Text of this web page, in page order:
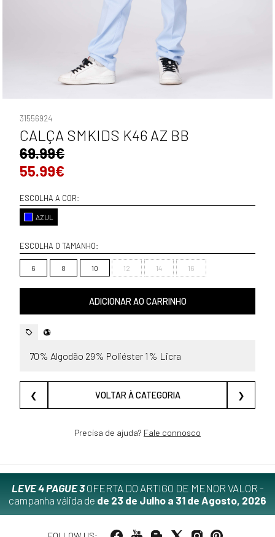
31556924
CALÇA SMKIDS K46 AZ BB
69.99€
55.99€
ESCOLHA A COR:
AZUL
ESCOLHA O TAMANHO:
6 8 10 12 14 16
ADICIONAR AO CARRINHO
70% Algodão 29% Poliéster 1% Licra
❮ VOLTAR À CATEGORIA ❯
Precisa de ajuda? Fale connosco
LEVE 4 PAGUE 3OFERTA DO ARTIGO DE MENOR VALOR -
campanha válida de de 23 de Julho a 31 de Agosto, 2026